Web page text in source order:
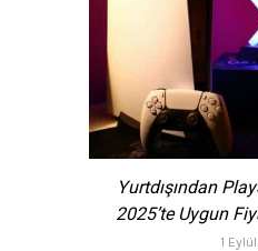
Yurtdışından
2025’te Uygun
1